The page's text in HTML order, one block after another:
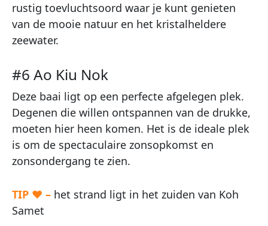
rustig toevluchtsoord waar je kunt genieten
van de mooie natuur en het kristalheldere
zeewater.
#6 Ao Kiu Nok
Deze baai ligt op een perfecte afgelegen plek.
Degenen die willen ontspannen van de drukke,
moeten hier heen komen. Het is de ideale plek
is om de spectaculaire zonsopkomst en
zonsondergang te zien.
TIP ♥ – het strand ligt in het zuiden van Koh
Samet